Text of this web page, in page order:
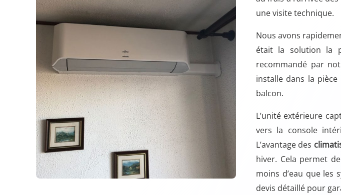
une visite technique.
Nous avons
était la solution la
recommandé par
installe dans la
balcon.
L’unité extérieure
vers la console
L’avantage des
hiver. Cela permet
moins d’eau que les
devis détaillé pour